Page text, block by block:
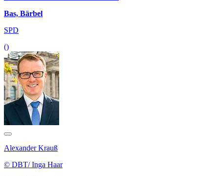
Bas, Bärbel
SPD
()
Alexander Krauß
© DBT/ Inga Haar